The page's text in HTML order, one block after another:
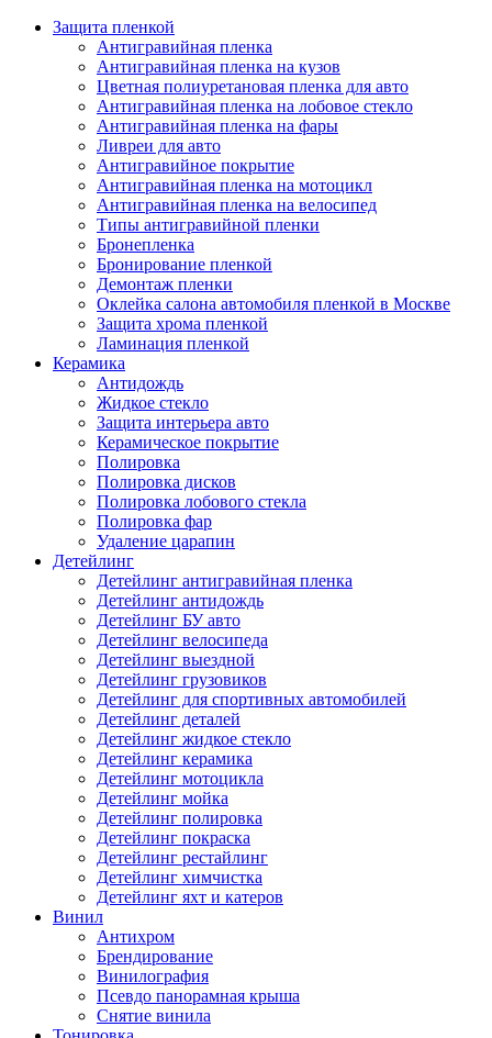
Защита пленкой
Антигравийная пленка
Антигравийная пленка на кузов
Цветная полиуретановая пленка для авто
Антигравийная пленка на лобовое стекло
Антигравийная пленка на фары
Ливреи для авто
Антигравийное покрытие
Антигравийная пленка на мотоцикл
Антигравийная пленка на велосипед
Типы антигравийной пленки
Бронепленка
Бронирование пленкой
Демонтаж пленки
Оклейка салона автомобиля пленкой в Москве
Защита хрома пленкой
Ламинация пленкой
Керамика
Антидождь
Жидкое стекло
Защита интерьера авто
Керамическое покрытие
Полировка
Полировка дисков
Полировка лобового стекла
Полировка фар
Удаление царапин
Детейлинг
Детейлинг антигравийная пленка
Детейлинг антидождь
Детейлинг БУ авто
Детейлинг велосипеда
Детейлинг выездной
Детейлинг грузовиков
Детейлинг для спортивных автомобилей
Детейлинг деталей
Детейлинг жидкое стекло
Детейлинг керамика
Детейлинг мотоцикла
Детейлинг мойка
Детейлинг полировка
Детейлинг покраска
Детейлинг рестайлинг
Детейлинг химчистка
Детейлинг яхт и катеров
Винил
Антихром
Брендирование
Винилография
Псевдо панорамная крыша
Снятие винила